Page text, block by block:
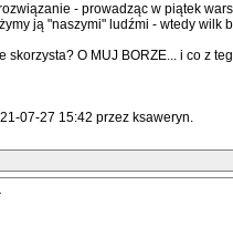
- prowadząc w piątek
ją "naszymi" ludźmi - wtedy wilk
skorzysta? O MUJ BORZE... i co z
07-27 15:42 przez ksaweryn.